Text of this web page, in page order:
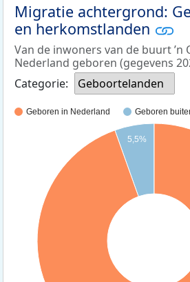
Migratie achtergrond:
en herkomstlanden
Van de inwoners van de buurt ’n
Nederland geboren (gegevens
Categorie:
Geboortelanden
Geboren in Nederland Geboren
5,5%